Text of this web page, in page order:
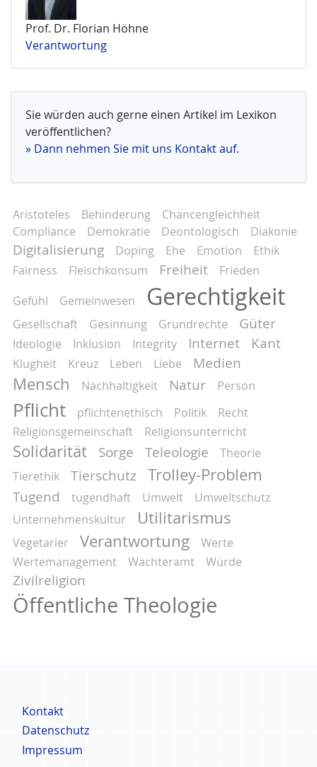
Prof. Dr. Florian Höhne
Verantwortung
Sie würden auch gerne einen Artikel im Lexikon
veröffentlichen?
» Dann nehmen Sie mit uns Kontakt auf.
Aristoteles Behinderung
Chancengleichheit
Compliance
Demokratie Deontologisch Diakonie
Digitalisierung Doping Ehe Emotion
Ethik
Fairness
Fleischkonsum Freiheit
Frieden
Gefühl
Gemeinwesen Gerechtigkeit
Gesellschaft Gesinnung Grundrechte Güter
Ideologie Inklusion Integrity Internet Kant
Klugheit Kreuz Leben Liebe Medien
Mensch Nachhaltigkeit Natur Person
Pflicht pflichtenethisch Politik
Recht
Religionsgemeinschaft
Religionsunterricht
Solidarität Sorge Teleologie
Theorie
Tierethik
Tierschutz Trolley-Problem
Tugend tugendhaft Umwelt
Umweltschutz
Unternehmenskultur
Utilitarismus
Vegetarier Verantwortung
Werte
Wertemanagement
Wächteramt Würde
Zivilreligion
Öffentliche Theologie
Fußbereich
Menü
Kontakt
Datenschutz
Impressum